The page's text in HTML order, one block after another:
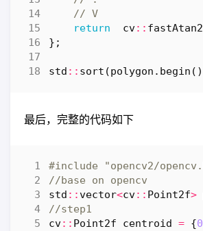
return
cv:: fastAtan2
};
std :: sort (polygon . begin
最后，完整的代码如下
#include
"opencv2/
std ::vector<cv:: Point2f>
cv:: Point2f centroid = {